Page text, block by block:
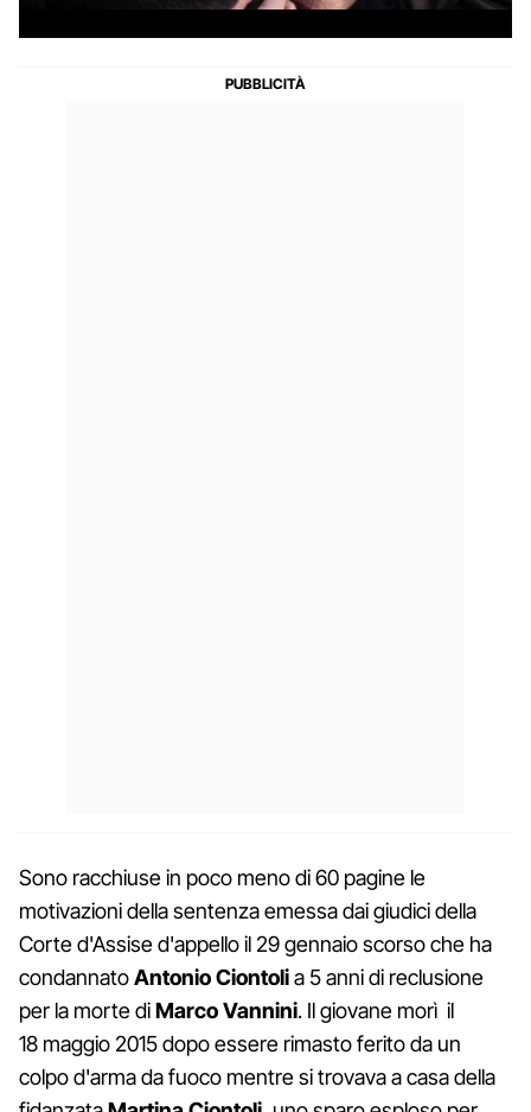
Sono racchiuse in poco meno di 60 pagine le
motivazioni della sentenza emessa dai giudici della
Corte d'Assise d'appello il 29 gennaio scorso che ha
condannatoAntonio Ciontolia 5 anni di reclusione
per la morte diMarco Vannini. Il giovane morì il
18 maggio 2015 dopo essere rimasto ferito da un
colpo d'arma da fuoco mentre si trovava a casa della